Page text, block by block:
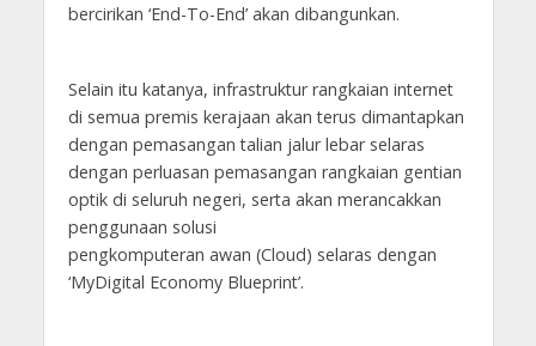
bercirikan ‘End-To-End’ akan dibangunkan.
Selain itu katanya, infrastruktur rangkaian internet
di semua premis kerajaan akan terus dimantapkan
dengan pemasangan talian jalur lebar selaras
dengan perluasan pemasangan rangkaian gentian
optik di seluruh negeri, serta akan merancakkan
penggunaan solusi
pengkomputeran awan (Cloud) selaras dengan
‘MyDigital Economy Blueprint’.